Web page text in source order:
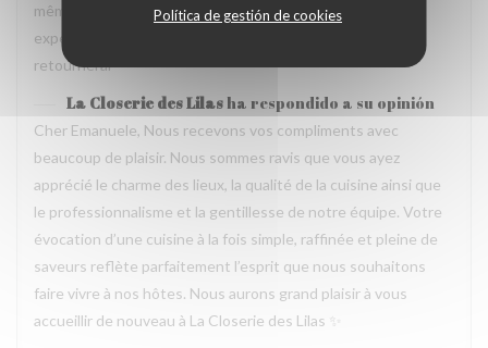
Política de gestión de cookies
même temps, avec goût. Location charmante, pour un
experience que merece de retourner plusieur fois. Je
retournerai
La Closerie des Lilas ha respondido a su opinión
Cher Emanuele, Nous recevons vos compliments avec
beaucoup de plaisir. Nous sommes ravis que vous ayez
apprécié le charme des lieux, la qualité de la cuisine ainsi que
le professionnalisme et la gentillesse de notre équipe. Votre
évocation d’une cuisine à la fois simple, raffinée et pleine de
saveurs reflète parfaitement l’esprit que nous souhaitons
faire vivre à nos hôtes. Nous aurons grand plaisir à vous
accueillir de nouveau à La Closerie des Lilas ✨